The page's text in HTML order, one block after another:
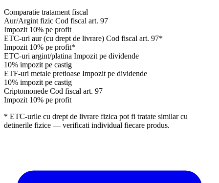
Comparatie tratament fiscal
Aur/Argint fizic Cod fiscal art. 97
Impozit 10% pe profit
ETC-uri aur (cu drept de livrare) Cod fiscal art. 97*
Impozit 10% pe profit*
ETC-uri argint/platina Impozit pe dividende
10% impozit pe castig
ETF-uri metale pretioase Impozit pe dividende
10% impozit pe castig
Criptomonede Cod fiscal art. 97
Impozit 10% pe profit
* ETC-urile cu drept de livrare fizica pot fi tratate similar cu
detinerile fizice — verificati individual fiecare produs.